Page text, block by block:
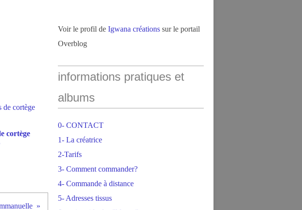
cortège
Voir le profil de Igwana créations sur le portail
Overblog
informations pratiques et
albums
0- CONTACT
1- La créatrice
2-Tarifs
3- Comment commander?
4- Commande à distance
5- Adresses tissus